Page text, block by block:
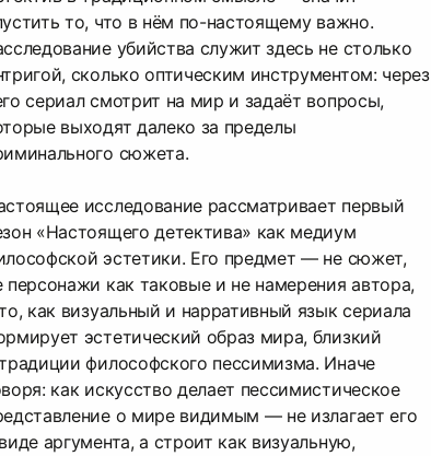
то, что в нём по-настоящему важно.
убийства служит здесь не столько
сколько оптическим инструментом: через
сериал смотрит на мир и задаёт вопросы,
выходят далеко за пределы
сюжета.
исследование рассматривает первый
«Настоящего детектива» как медиум
эстетики. Его предмет — не сюжет,
персонажи как таковые и не намерения автора,
как визуальный и нарративный язык сериала
эстетический образ мира, близкий
философского пессимизма. Иначе
как искусство делает пессимистическое
о мире видимым — не излагает его
аргумента, а строит как визуальную,